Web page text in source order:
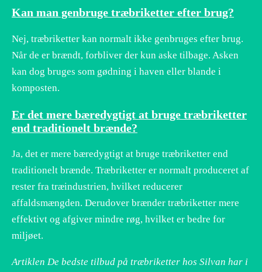
Kan man genbruge træbriketter efter brug?
Nej, træbriketter kan normalt ikke genbruges efter brug.
Når de er brændt, forbliver der kun aske tilbage. Asken
kan dog bruges som gødning i haven eller blande i
komposten.
Er det mere bæredygtigt at bruge træbriketter
end traditionelt brænde?
Ja, det er mere bæredygtigt at bruge træbriketter end
traditionelt brænde. Træbriketter er normalt produceret af
rester fra træindustrien, hvilket reducerer
affaldsmængden. Derudover brænder træbriketter mere
effektivt og afgiver mindre røg, hvilket er bedre for
miljøet.
Artiklen De bedste tilbud på træbriketter hos Silvan har i